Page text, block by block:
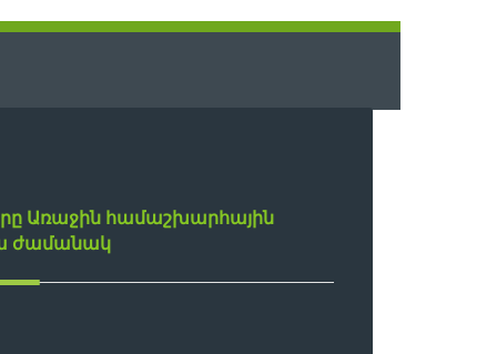
Առաջին համաշխարհային
ժամանակ